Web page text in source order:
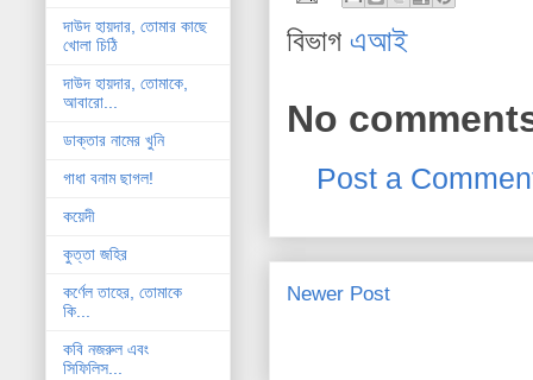
বিভাগ এআই
No
Post a
Newer Post
দাউদ হায়দার, তোমার কাছে
খোলা চিঠি
দাউদ হায়দার, তোমাকে,
আবারো...
ডাক্তার নামের খুনি
গাধা বনাম ছাগল!
কয়েদী
কুত্তা জহির
কর্ণেল তাহের, তোমাকে
কি...
কবি নজরুল এবং
সিফিলিস...